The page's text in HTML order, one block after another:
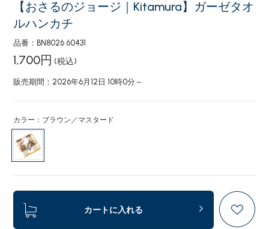
【おさるのジョージ｜Kitamura】ガーゼタオ
ルハンカチ
品番：BN8026 60431
1,700円 (税込)
販売期間：2026年6月12日 10時0分～
カラー：ブラウン／マスタード
カートに入れる